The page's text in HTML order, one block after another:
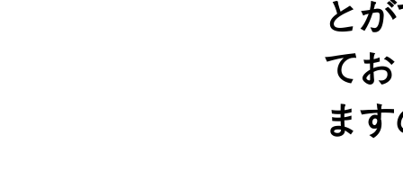
と
て
ま